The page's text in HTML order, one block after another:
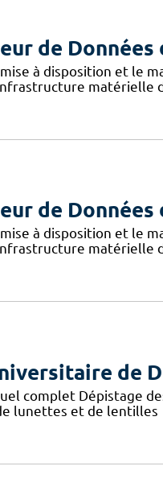
de Données
à disposition et le
matérielle
de Données
à disposition et le
matérielle
de
complet Dépistage
lunettes et de lentilles